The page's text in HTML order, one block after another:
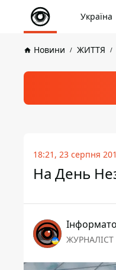
Україна
Новини ЖИТТЯ
18:21, 23 серпня
На День
ЖУРНАЛІСТ